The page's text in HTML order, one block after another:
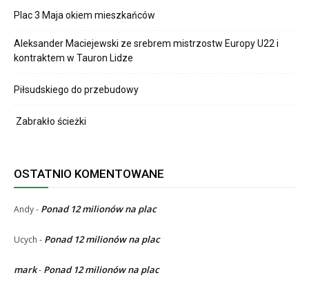
Plac 3 Maja okiem mieszkańców
Aleksander Maciejewski ze srebrem mistrzostw Europy U22 i
kontraktem w Tauron Lidze
Piłsudskiego do przebudowy
Zabrakło ścieżki
OSTATNIO KOMENTOWANE
Andy- Ponad 12 milionów na plac
Ucych - Ponad 12 milionów na plac
mark- Ponad 12 milionów na plac